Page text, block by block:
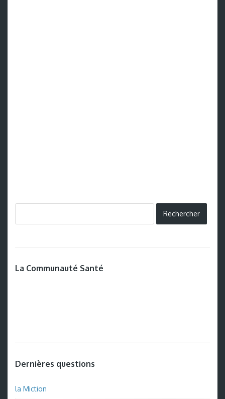
La Communauté Santé
Dernières questions
la Miction